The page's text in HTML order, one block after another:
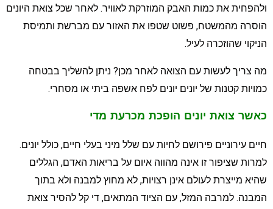
את כמות האבק המוזרקת לאוויר. לאחר שכל צואת היונים
מהמשטח, פשוט שטפו את האזור עם מברשת ותמיסת
שהוזכרה לעיל.
צריך לעשות עם הצואה לאחר מכן? ניתן להשליך בבטחה
קטנות של יונים יונים לפח אשפה ביתי או מסחרי.
צואת יונים הופכת מכרעת מדי
עירוניים פירושם לחיות עם שלל מיני בעלי חיים, כולל יונים.
שציפור זו אינה מהווה איום על בריאות האדם, הגללים
מייצרת לעולם אינן רצויות, לא מחוץ למבנה ולא בתוך
למרבה המזל, עם הציוד המתאים, די קל להסיר צואת